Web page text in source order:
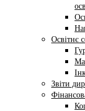
Освітнє
Звіти